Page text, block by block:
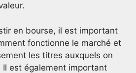
en bourse, il est important
fonctionne le marché et
les titres auxquels on
Il est également important